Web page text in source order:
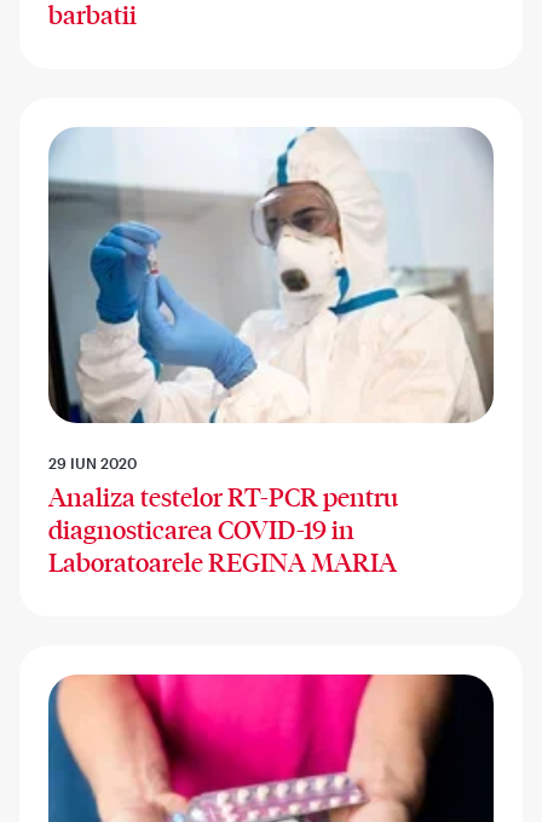
barbatii
29 IUN 2020
Analiza testelor RT-PCR pentru
diagnosticarea COVID-19 in
Laboratoarele REGINA MARIA